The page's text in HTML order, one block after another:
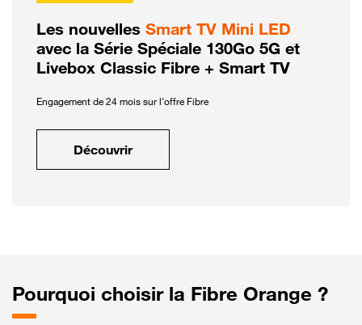
Les nouvelles Smart TV Mini LED
avec la Série Spéciale 130Go 5G et
Livebox Classic Fibre + Smart TV
Engagement de 24 mois sur l'offre Fibre
Découvrir
Pourquoi choisir la Fibre Orange ?